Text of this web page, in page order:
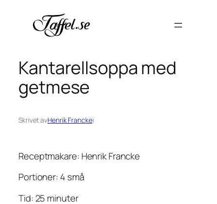
innehåll
Kantarellsoppa med
getmese
Skrivet avHenrik Franckei
Receptmakare: Henrik Francke
Portioner: 4 små
Tid: 25 minuter